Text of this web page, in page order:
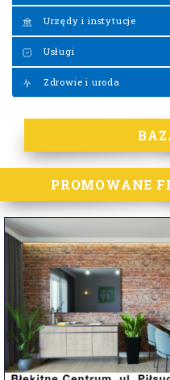
Urzędy i instytucje
Usługi
Zdrowie i uroda
PROMOWANE